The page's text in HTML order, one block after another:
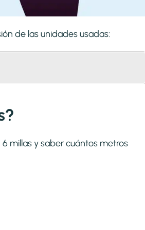
de las unidades usadas:
millas y saber cuántos metros